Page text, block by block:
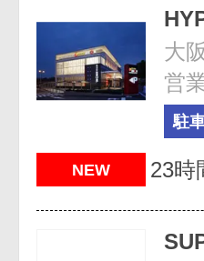
大
営
駐
NEW 23時